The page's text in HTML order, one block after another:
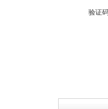
验证